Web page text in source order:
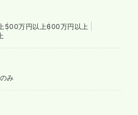
500万円以上600万円以上
み